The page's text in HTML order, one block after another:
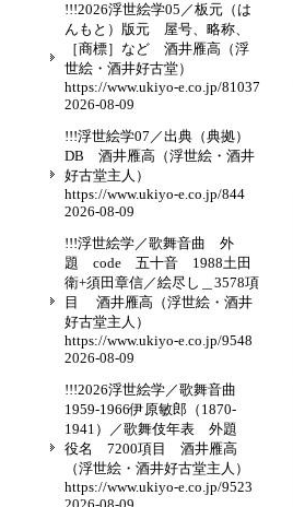
!!!2026浮世絵学05／板元（は
んもと）版元 屋号、略称、
［商標］など 酒井雁高（浮
世絵・酒井好古堂）
https://www.ukiyo-e.co.jp/81037
2026-08-09
!!!浮世絵学07／出典（典拠）
DB 酒井雁高（浮世絵・酒井
好古堂主人）
https://www.ukiyo-e.co.jp/844
2026-08-09
!!!浮世絵学／歌舞音曲 外
題 code 五十音 1988土田
衛+須田章信／絵尽し＿3578項
目 酒井雁高（浮世絵・酒井
好古堂主人）
https://www.ukiyo-e.co.jp/9548
2026-08-09
!!!2026浮世絵学／歌舞音曲
1959-1966伊原敏郎（1870-
1941）／歌舞伎年表 外題
役名 7200項目 酒井雁高
（浮世絵・酒井好古堂主人）
https://www.ukiyo-e.co.jp/9523